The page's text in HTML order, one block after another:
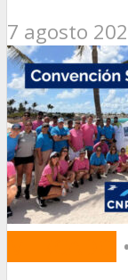
7 agosto
•